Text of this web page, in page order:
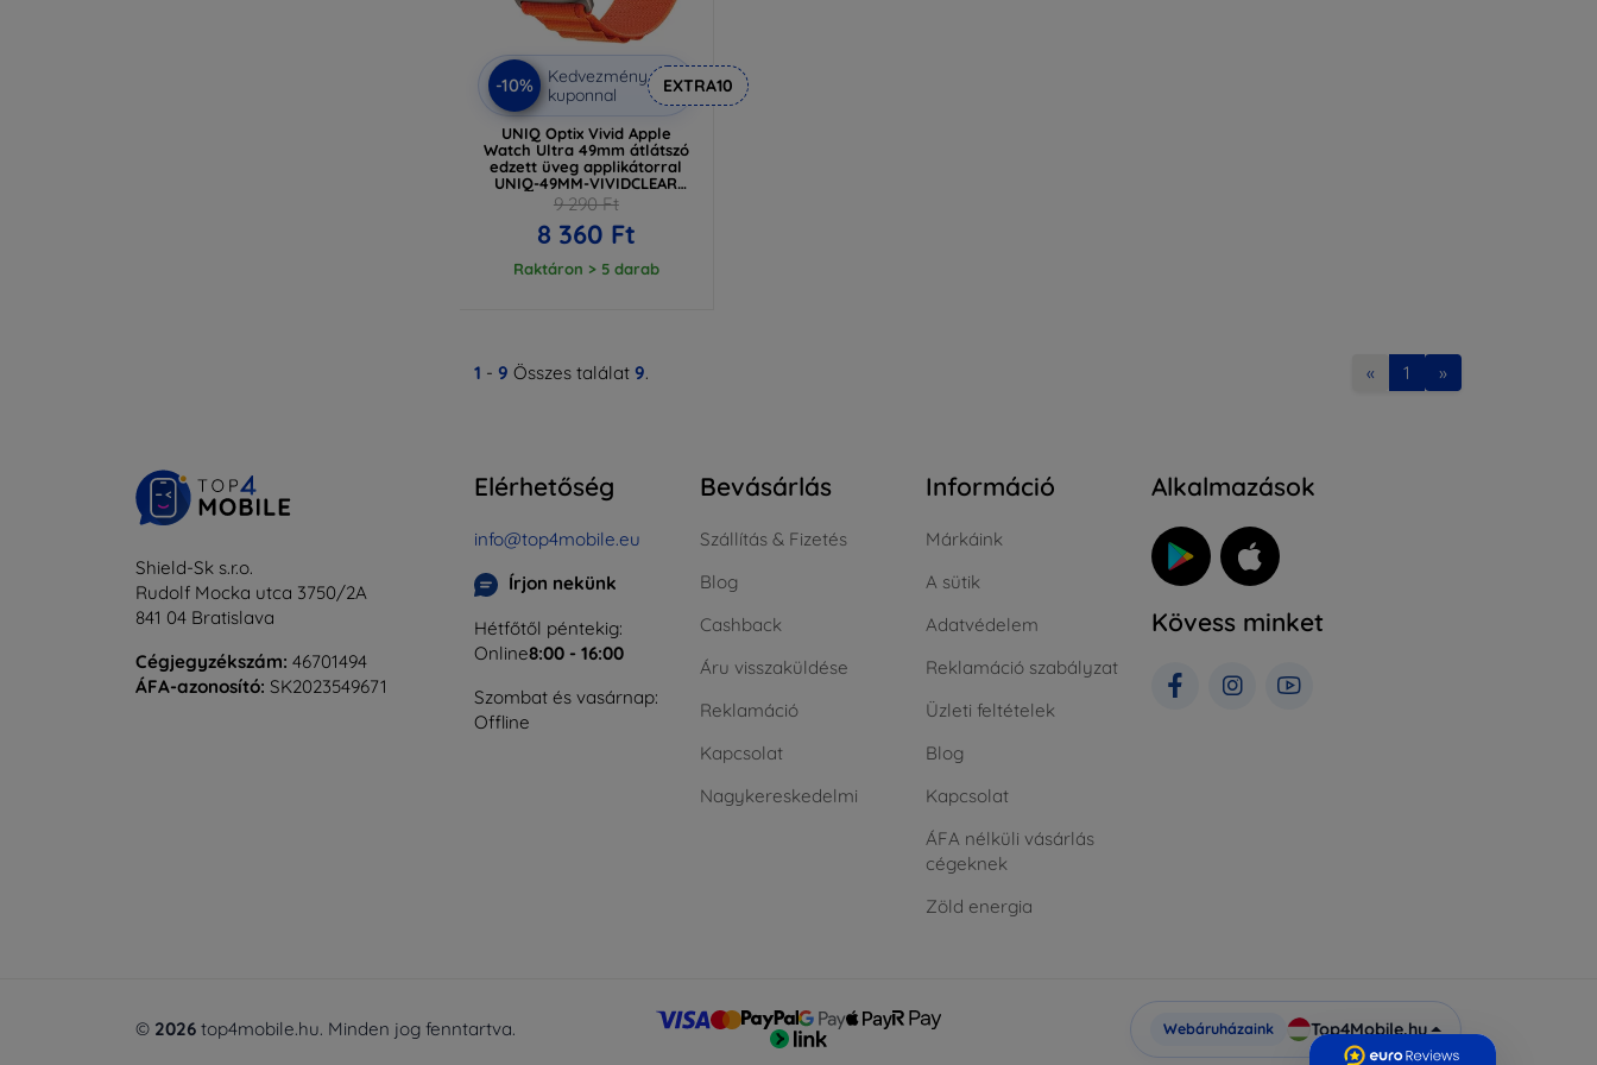
-10%
Kedvezmény
kuponnal
EXTRA10
UNIQ Optix Vivid Apple
Watch Ultra 49mm átlátszó
edzett üveg applikátorral
UNIQ-49MM-VIVIDCLEAR
(UNIQ-49MM-VIVIDCLEAR)
9 290 Ft
8 360 Ft
Raktáron > 5 darab
1 - 9 Összes találat 9. « 1 »
Shield-Sk s.r.o.
Rudolf Mocka utca 3750/2A
841 04 Bratislava
Cégjegyzékszám: 46701494
ÁFA-azonosító: SK2023549671
Elérhetőség
info@top4mobile.eu
Írjon nekünk
Hétfőtől péntekig:
Online8:00 - 16:00
Szombat és vasárnap:
Offline
Bevásárlás
Szállítás & Fizetés
Blog
Cashback
Áru visszaküldése
Reklamáció
Kapcsolat
Nagykereskedelmi
Információ
Márkáink
A sütik
Adatvédelem
Reklamáció szabályzat
Üzleti feltételek
Blog
Kapcsolat
ÁFA nélküli vásárlás
cégeknek
Zöld energia
Alkalmazások
Kövess minket
© 2026 top4mobile.hu. Minden jog fenntartva. Webáruházaink Top4Mobile.hu